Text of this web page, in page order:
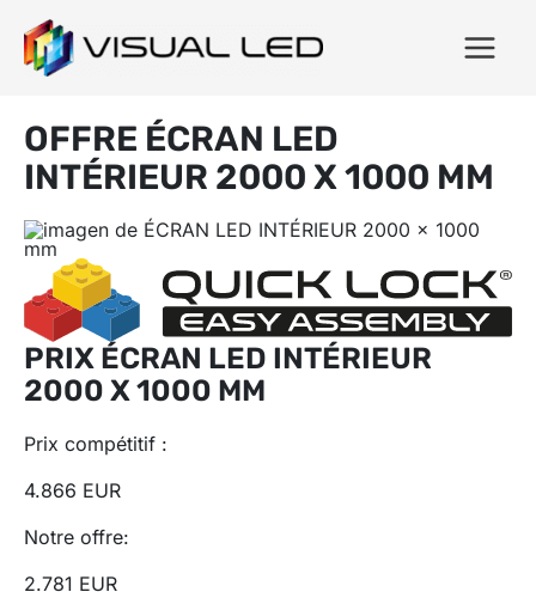
OFFRE ÉCRAN LED
INTÉRIEUR 2000 X 1000 MM
PRIX ÉCRAN LED INTÉRIEUR
2000 X 1000 MM
Prix ​​compétitif :
4.866 EUR
Notre offre:
2.781 EUR